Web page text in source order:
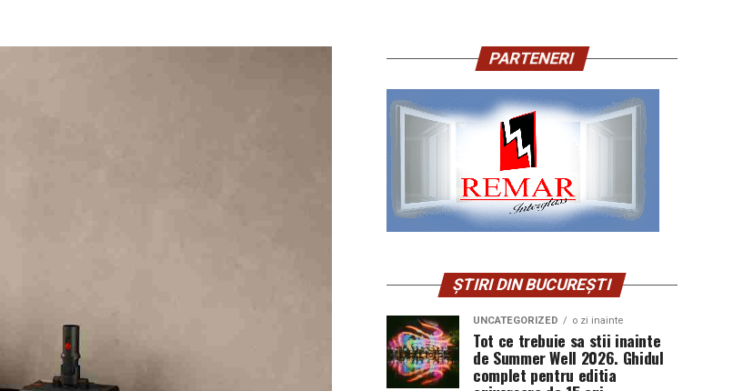
PARTENERI
ȘTIRI DIN BUCUREȘTI
UNCATEGORIZED o zi inainte
Tot ce trebuie sa stii inainte
de Summer Well 2026. Ghidul
complet pentru editia